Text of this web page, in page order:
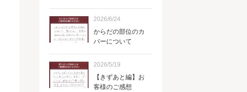
2026/6/24
からだの部位のカ
バーについて
2026/5/19
【きずあと編】お
客様のご感想